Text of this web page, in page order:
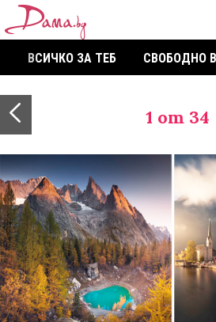
ВСИЧКО ЗА ТЕБ СВОБОДНО
1 от 34